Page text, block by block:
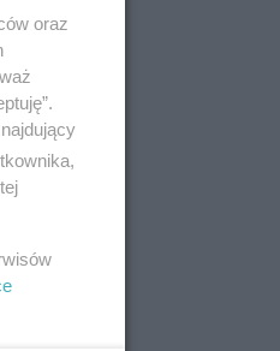
oraz